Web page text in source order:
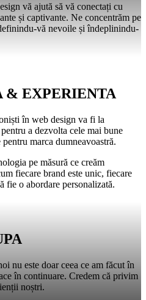
vă ajută să vă conectați cu
și captivante. Ne concentrăm pe
vă nevoile și îndeplinindu-
& EXPERIENTA
în web design va fi la
a dezvolta cele mai bune
marca dumneavoastră.
pe măsură ce creăm
fiecare brand este unic, fiecare
fie o abordare personalizată.
nu este doar ceea ce am făcut în
în continuare. Credem că privim
noștri.